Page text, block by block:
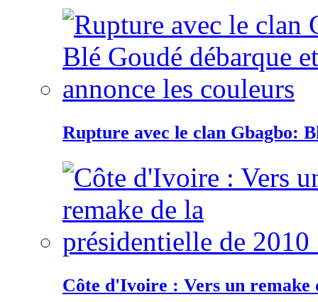
Rupture avec le clan Gbagbo:
Côte d'Ivoire : Vers un remake